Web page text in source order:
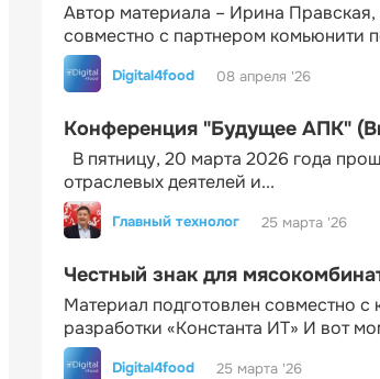
Автор материала – Ирина
совместно с партнером комьюнити
Digital4food 08 апреля '26
Конференция "Будущее АПК"
В пятницу, 20 марта 2026 года
отраслевых деятелей и...
Главный технолог 25 марта '26
Честный знак для
Материал подготовлен совместно
разработки «Константа ИТ» И вот
Digital4food 25 марта '26